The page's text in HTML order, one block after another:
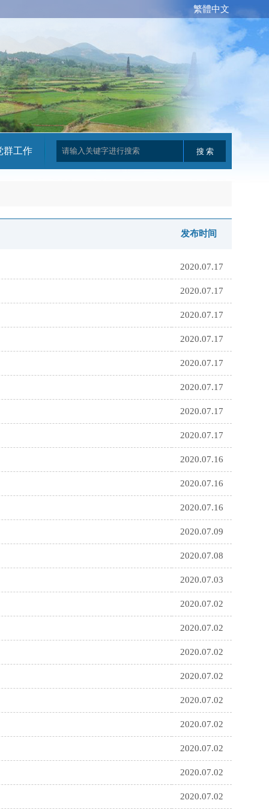
繁體中文
群工作
发布时间
2020.07.17
2020.07.17
2020.07.17
2020.07.17
2020.07.17
2020.07.17
2020.07.17
2020.07.17
2020.07.16
2020.07.16
2020.07.16
2020.07.09
2020.07.08
2020.07.03
2020.07.02
2020.07.02
2020.07.02
2020.07.02
2020.07.02
2020.07.02
2020.07.02
2020.07.02
2020.07.02